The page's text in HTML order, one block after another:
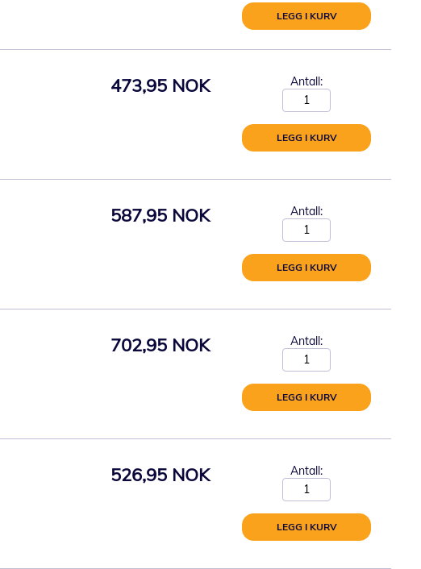
LEGG I KURV
473,95 NOK Antall:
LEGG I KURV
587,95 NOK Antall:
LEGG I KURV
702,95 NOK Antall:
LEGG I KURV
526,95 NOK Antall:
LEGG I KURV